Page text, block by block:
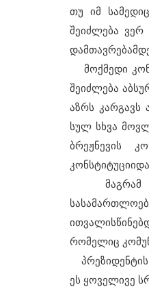
თუ იმ
შეიძლება
მოქმედი
შეიძლება
აზრს კარგავს
სულ სხვა
ბრეჟნევის
მაგრამ ამ
რომელიც
ეს ყოველივე
1995